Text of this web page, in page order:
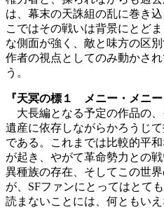
は、幕末の天誅組の乱に巻き
こではその戦いは背景にとど
な側面が強く、敵と味方の区
作者の視点としてのみ動かさ
う。
『天冥の標１ メニー・メニ
大長編となる予定の作品の、
遺産に依存しながらかろうじ
である。これまでは比較的平
が起き、やがて革命勢力との
異種族の存在、そしてこの世
が、SFファンにとってはとて
読まないことには、何ともい